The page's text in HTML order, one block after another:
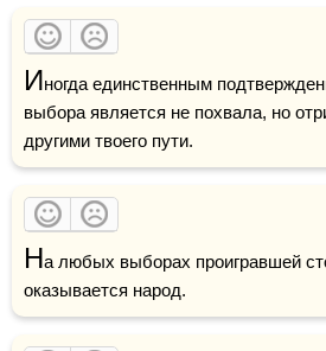
Иногда единственным
выбора является не похвала, но
другими твоего пути.
На любых выборах проигравшей
оказывается народ.